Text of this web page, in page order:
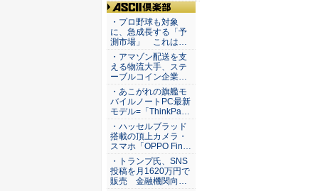
ASCII倶楽部
・プロ野球も対象
に、急成長する「予
測市場」 これは…
・アマゾン配送を支
える物流大手、ステ
ーブルコイン企業…
・あこがれの旗艦モ
バイルノートPC最新
モデル=「ThinkPa…
・ハッセルブラッド
搭載の頂上カメラ・
スマホ「OPPO Fin…
・トランプ氏、SNS
投稿を月1620万円で
販売 金融機関向…